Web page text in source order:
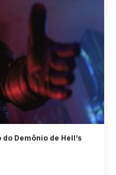
Demônio de Hell’s